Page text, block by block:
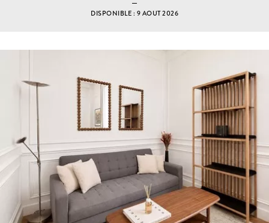
DISPONIBLE : 9 AOUT 2026